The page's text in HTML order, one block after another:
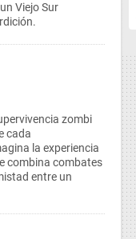
Viejo Sur
zombi
cada
la experiencia
combina combates
entre un